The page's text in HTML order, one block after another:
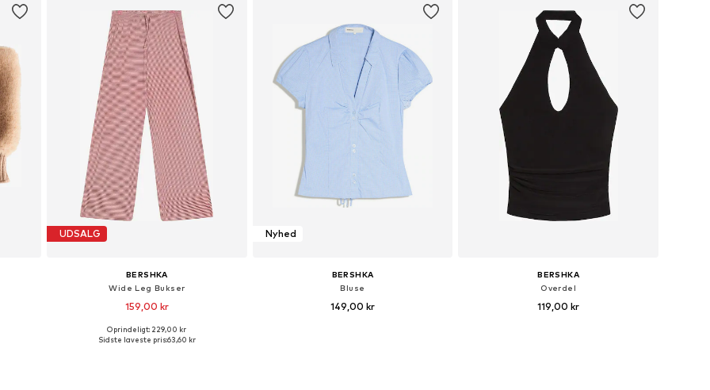
UDSALG
BERSHKA
Wide Leg Bukser
159,00 kr
Tilgængelige størrelser: 34, 36, 38, 42
Oprindeligt: 229,00 kr
Sidste laveste pris:63,60 kr
Nyhed
BERSHKA
Bluse
149,00 kr
BERSHKA
Overdel
119,00 kr